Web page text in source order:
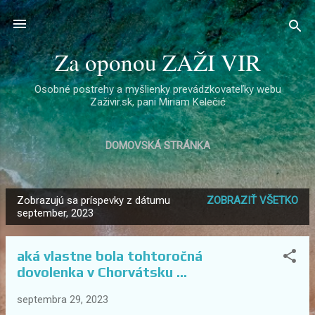
Preskočiť na hlavný obsah
Za oponou ZAŽI VIR
Osobné postrehy a myšlienky prevádzkovateľky webu
Zaživir.sk, pani Miriam Kelečić
DOMOVSKÁ STRÁNKA
r
Zobrazujú sa príspevky z dátumu
september, 2023
ZOBRAZIŤ VŠETKO
aká vlastne bola tohtoročná
dovolenka v Chorvátsku ...
septembra 29, 2023